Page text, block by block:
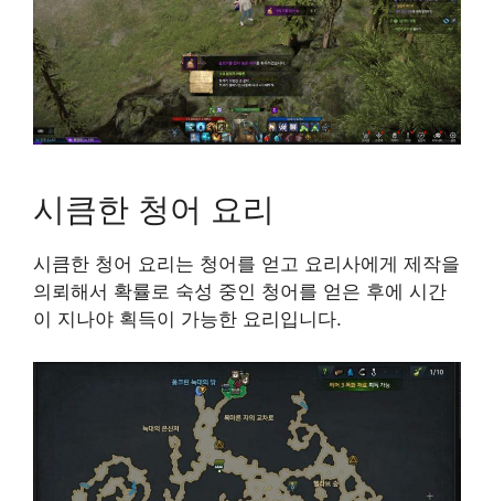
시큼한 청어 요리
시큼한 청어 요리는 청어를 얻고 요리사에게 제작을
의뢰해서 확률로 숙성 중인 청어를 얻은 후에 시간
이 지나야 획득이 가능한 요리입니다.